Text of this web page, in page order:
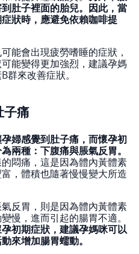
肚子裡面的胎兒。因此，當
狀時，應避免依賴咖啡提
能會出現疲勞嗜睡的症狀，
能變得更加強烈，建議孕媽
群來改善症狀。
子痛
婦感覺到肚子痛，而懷孕初
兩種：下腹痛與脹氣反胃。
悶痛，這是因為體內黃體素
，體積也隨著慢慢變大所造
反胃，則是因為體內黃體素
慢，進而引起的腸胃不適。
初期症狀，建議孕媽咪可以
來增加腸胃蠕動。